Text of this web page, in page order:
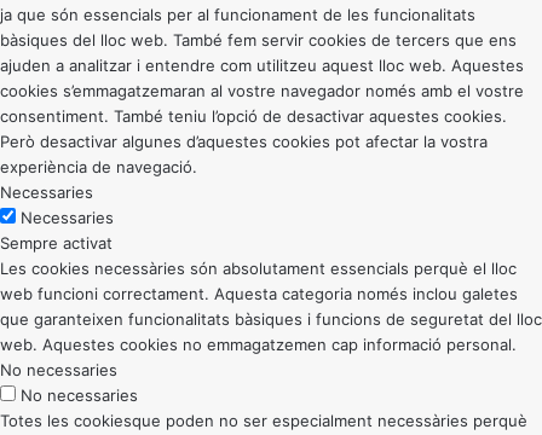
ja que són essencials per al funcionament de les funcionalitats
bàsiques del lloc web. També fem servir cookies de tercers que ens
ajuden a analitzar i entendre com utilitzeu aquest lloc web. Aquestes
cookies s’emmagatzemaran al vostre navegador només amb el vostre
consentiment. També teniu l’opció de desactivar aquestes cookies.
Però desactivar algunes d’aquestes cookies pot afectar la vostra
experiència de navegació.
Necessaries
Necessaries
Sempre activat
Les cookies necessàries són absolutament essencials perquè el lloc
web funcioni correctament. Aquesta categoria només inclou galetes
que garanteixen funcionalitats bàsiques i funcions de seguretat del lloc
web. Aquestes cookies no emmagatzemen cap informació personal.
No necessaries
No necessaries
Totes les cookiesque poden no ser especialment necessàries perquè